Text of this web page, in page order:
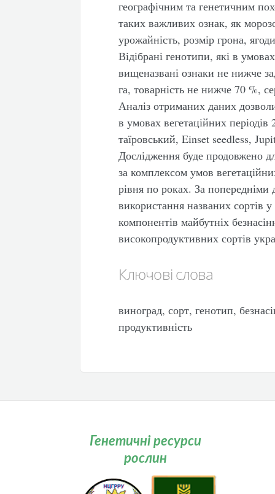
географічним та генетичним
таких важливих ознак, як
урожайність, розмір грона,
Відібрані генотипи, які в
вищеназвані ознаки не нижче
га, товарність не нижче 70 %,
Аналіз отриманих даних
в умовах вегетаційних
таїровський, Einset seedless,
Дослідження буде продовжено
за комплексом умов
рівня по роках. За попередніми
використання названих сортів
компонентів майбутніх
високопродуктивних сортів
Ключові слова
виноград, сорт, генотип,
продуктивність
Генетичні ресурси
рослин